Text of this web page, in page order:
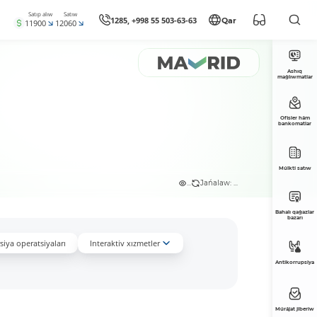
Satıp alıw
11900
Satıw
12060 1285, +998 55 503-63-63 Qar
... Jańalaw: ...
operatsiyaları
Interaktiv xızmetler
Ashıq
maǵlıwmatlar
Ofisler hám
bankomatlar
Múlkti satıw
Bahalı qaǵazlar
bazarı
Antikorrupsiya
Múrájat jiberiw